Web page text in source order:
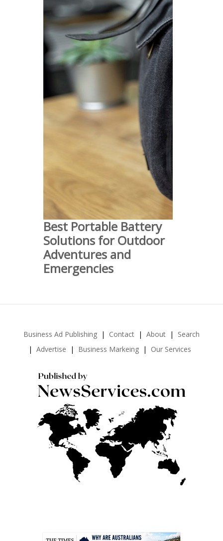
Best Portable Battery
Solutions for Outdoor
Adventures and
Emergencies
Business Ad Publishing Contact About
Search
Advertise
Business Markeing Our Services